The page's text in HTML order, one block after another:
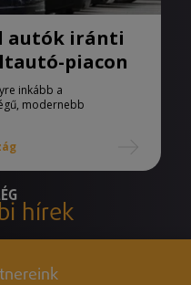
autók iránti
piacon
inkább a
modernebb
hírek